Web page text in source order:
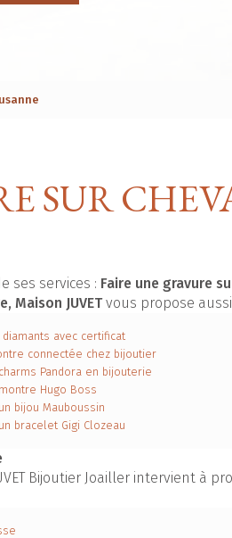
SUR
ses services : Faire une gravure
Maison JUVETvous propose aussi
diamants avec certificat
connectée chez bijoutier
Pandora en bijouterie
Hugo Boss
bijou Mauboussin
bracelet Gigi Clozeau
Bijoutier Joailler intervient à